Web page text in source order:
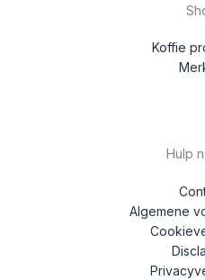
Koffie
Hulp
Algemene